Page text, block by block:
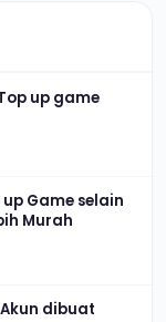
up game
Game selain
Murah
dibuat